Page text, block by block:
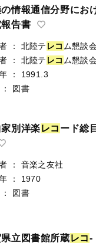
情報通信分野にお
告書
： 北陸テ レコ ム懇談
： 北陸テ レコ ム懇談
：
1991.3
： 図書
別洋楽レコ ード総
：
音楽之友社
：
1970
： 図書
立図書館所蔵レコ-